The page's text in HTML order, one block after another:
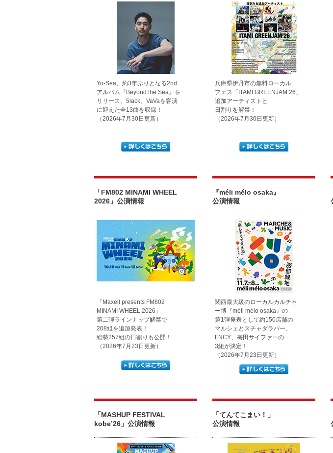
Yo-Sea、約3年ぶりとなる2nd
アルバム『Beyond the Sea』を
リリース。5lack、VaVaを客演
に迎えた全13曲を収録！
（2026年7月30日更新）
兵庫県伊丹市の無料ローカル
フェス「ITAMI GREENJAM’26」
追加アーティストと
日割りを解禁！
（2026年7月30日更新）
「FM802 MINAMI WHEEL
2026」公演情報
「Maxell presents FM802
MINAMI WHEEL 2026」
第二弾ラインナップ解禁で
208組を追加発表！
総勢257組の日割りも公開！
（2026年7月23日更新）
『méli mélo osaka』
公演情報
関西最大級のローカルカルチャ
ー博『méli mélo osaka』の
第1弾発表として約150店舗の
マルシェとスチャダラパー、
FNCY、梅田サイファーの
3組が決定！
（2026年7月23日更新）
「MASHUP FESTIVAL
kobe’26」公演情報
「てんてこまい！」
公演情報